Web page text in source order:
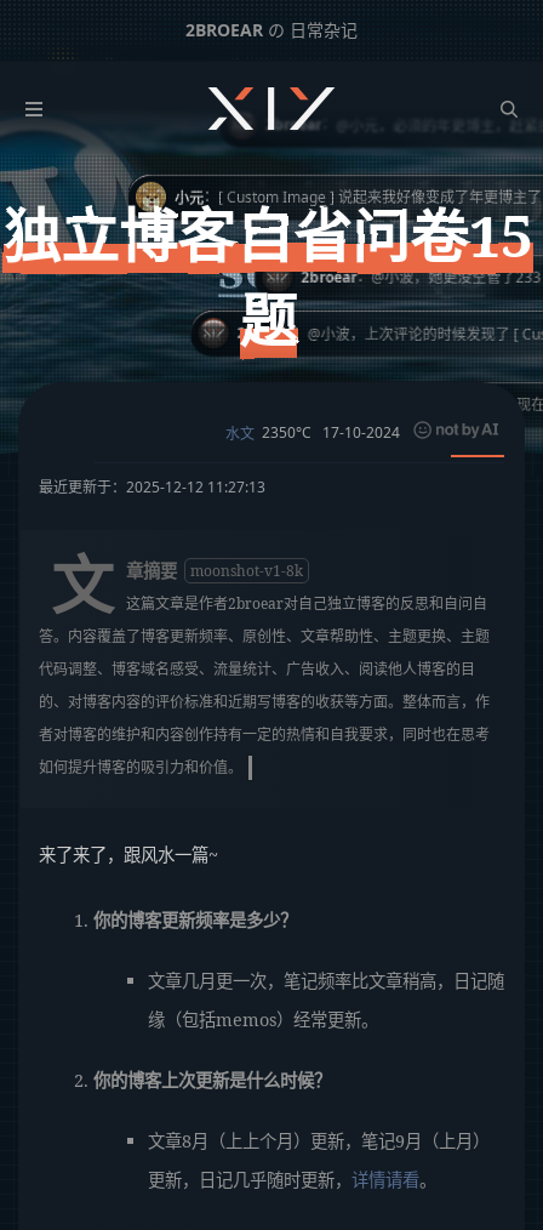
2BROEAR の 日常杂记
独立博客自省问卷15题
下一篇：给 WordPress 添加一个 RSS 友链阅读器
独立博客自省问卷15
题
：
2broear：@小元，必须的年更博主，赶紧抛掉
小元：
2broear：@小波，她更没空管了233 [
2broear：@小波，上次评论的时候发现了 [ Custom
还有，SaraKale也跟着我换了data现在评论
水文 2350°C 17-10-2024
最近更新于：2025-12-12 11:27:13
文 章摘要
moonshot-v1-8k
这篇文章是作者2broear对自己独立博客的反思和自问自
答。内容覆盖了博客更新频率、原创性、文章帮助性、主题更换、主题
代码调整、博客域名感受、流量统计、广告收入、阅读他人博客的目
的、对博客内容的评价标准和近期写博客的收获等方面。整体而言，作
者对博客的维护和内容创作持有一定的热情和自我要求，同时也在思考
如何提升博客的吸引力和价值。
来了来了，跟风水一篇~
你的博客更新频率是多少？
文章几月更一次，笔记频率比文章稍高，日记随
缘（包括memos）经常更新。
你的博客上次更新是什么时候？
文章8月（上上个月）更新，笔记9月（上月）
更新，日记几乎随时更新， 详情请看。